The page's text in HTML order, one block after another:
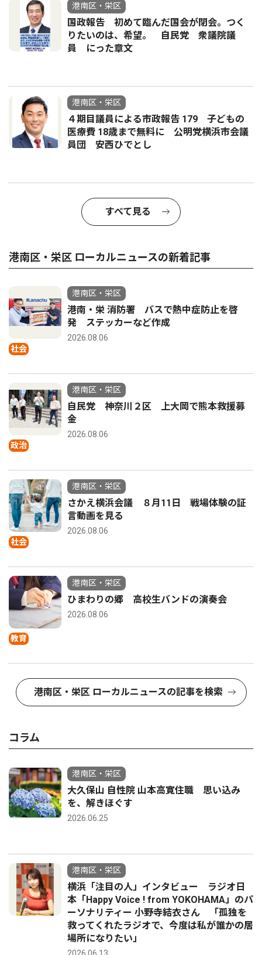
港南区・栄区
国政報告 初めて臨んだ国会が閉会。つく
りたいのは、希望。 自民党 衆議院議
員 にった章文
港南区・栄区
４期目議員による市政報告 179 子どもの
医療費 18歳まで無料に 公明党横浜市会議
員団 安西ひでとし
すべて見る
港南区・栄区 ローカルニュースの新着記事
社会
港南区・栄区
港南・栄 消防署 バスで熱中症防止を啓
発 ステッカーなど作成
2026.08.06
政治
港南区・栄区
自民党 神奈川２区 上大岡で熊本救援募
金
2026.08.06
社会
港南区・栄区
さかえ横浜会議 ８月11日 戦場体験の証
言動画を見る
2026.08.06
教育
港南区・栄区
ひまわりの郷 高校生バンドの演奏会
2026.08.06
港南区・栄区 ローカルニュースの記事を検索
コラム
港南区・栄区
大久保山 自性院 山本高寛住職 思い込み
を、解きほぐす
2026.06.25
港南区・栄区
横浜「注目の人」インタビュー ラジオ日
本「Happy Voice ! from YOKOHAMA」のパ
ーソナリティー 小野寺結衣さん 「孤独を
救ってくれたラジオで、今度は私が誰かの居
場所になりたい」
2026.06.13